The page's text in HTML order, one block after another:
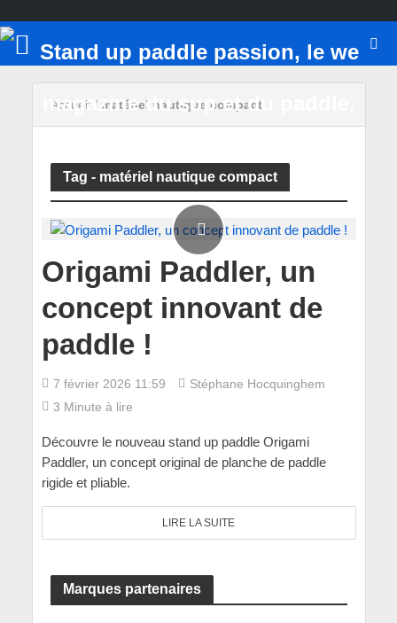
Accueil/ matériel nautique compact
Tag - matériel nautique compact
Origami Paddler, un
concept innovant de
paddle !
7 février 2026 11:59
Stéphane Hocquinghem
3 Minute à lire
Découvre le nouveau stand up paddle Origami
Paddler, un concept original de planche de paddle
rigide et pliable.
LIRE LA SUITE
Marques partenaires